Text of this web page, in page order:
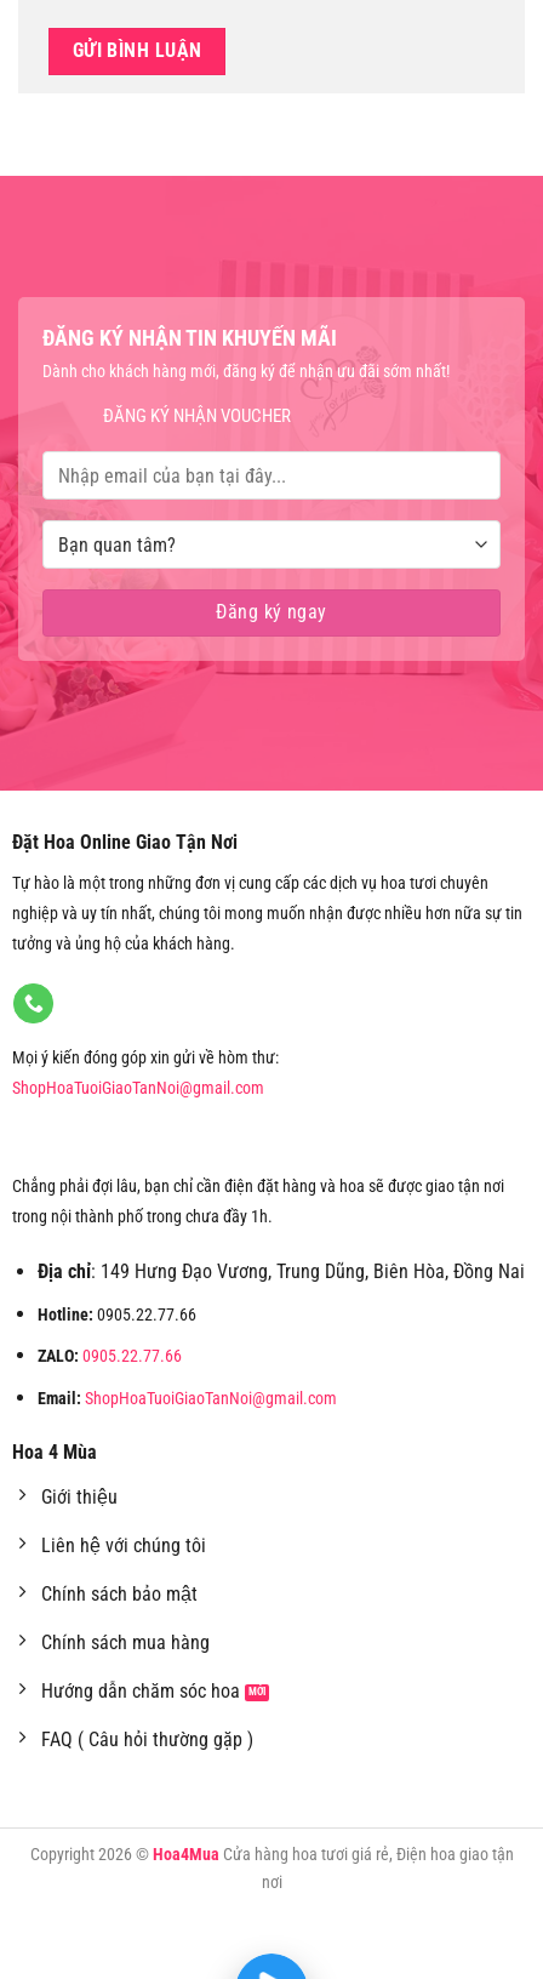
ĐĂNG KÝ NHẬN TIN KHUYẾN MÃI
Dành cho khách hàng mới, đăng ký để nhận ưu đãi sớm nhất!
ĐĂNG KÝ NHẬN VOUCHER
Đặt Hoa Online Giao Tận Nơi
Tự hào là một trong những đơn vị cung cấp các dịch vụ hoa tươi chuyên
nghiệp và uy tín nhất, chúng tôi mong muốn nhận được nhiều hơn nữa sự tin
tưởng và ủng hộ của khách hàng.
Mọi ý kiến đóng góp xin gửi về hòm thư:
ShopHoaTuoiGiaoTanNoi@gmail.com
Chẳng phải đợi lâu, bạn chỉ cần điện đặt hàng và hoa sẽ được giao tận nơi
trong nội thành phố trong chưa đầy 1h.
Địa chỉ: 149 Hưng Đạo Vương, Trung Dũng, Biên Hòa, Đồng Nai
Hotline: 0905.22.77.66
ZALO: 0905.22.77.66
Email: ShopHoaTuoiGiaoTanNoi@gmail.com
Hoa 4 Mùa
Giới thiệu
Liên hệ với chúng tôi
Chính sách bảo mật
Chính sách mua hàng
Hướng dẫn chăm sóc hoa
FAQ ( Câu hỏi thường gặp )
Copyright 2026 ©Hoa4Mua Cửa hàng hoa tươi giá rẻ, Điện hoa giao tận
nơi